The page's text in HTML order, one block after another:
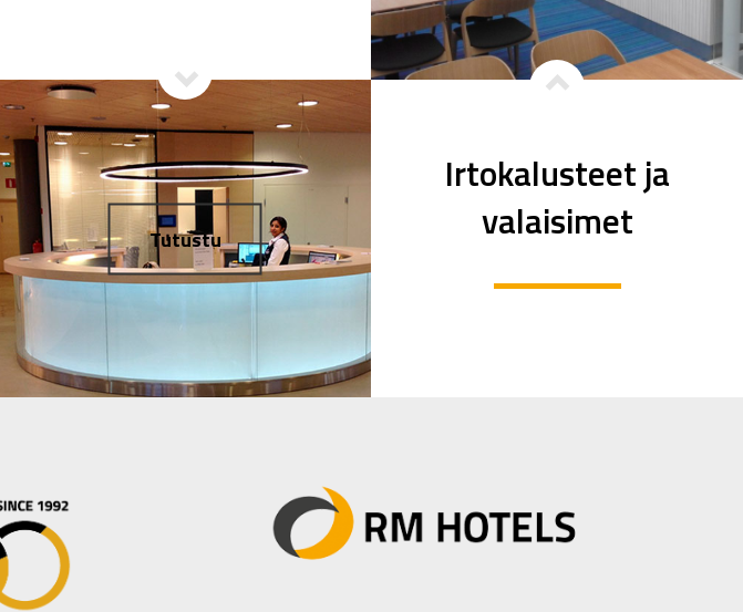
Tutustu
Irtokalusteet ja
valaisimet